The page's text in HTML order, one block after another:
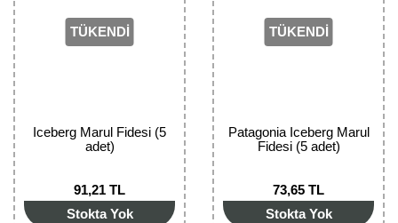
TÜKENDİ
Iceberg Marul Fidesi (5
adet)
91,21 TL
Stokta Yok
TÜKENDİ
Patagonia Iceberg Marul
Fidesi (5 adet)
73,65 TL
Stokta Yok
Goji Berry Fidanı
Kapari Gebre Otu Fidanı
Kayısı Fidanı